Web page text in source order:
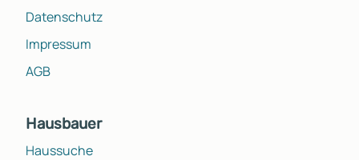
Datenschutz
Impressum
AGB
Hausbauer
Haussuche